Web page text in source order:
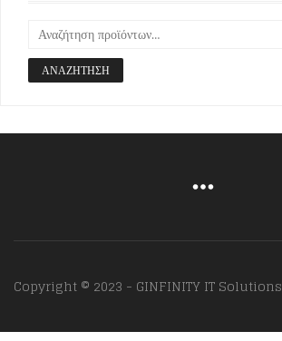
ΑΝΑΖΉΤΗΣΗ
Copyright © 2023 - GINFINITY IT Solutions